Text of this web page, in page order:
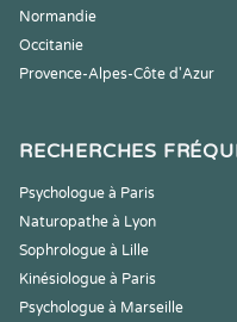
Normandie
Occitanie
Provence-Alpes-Côte d'Azur
RECHERCHES
Psychologue à Paris
Naturopathe à Lyon
Sophrologue à Lille
Kinésiologue à Paris
Psychologue à Marseille